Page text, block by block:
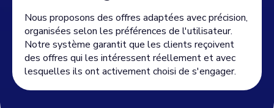
Nous proposons des offres adaptées avec précision,
organisées selon les préférences de l'utilisateur.
Notre système garantit que les clients reçoivent
des offres qui les intéressent réellement et avec
lesquelles ils ont activement choisi de s'engager.